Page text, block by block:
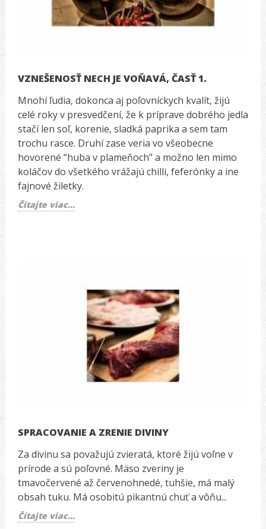
VZNEŠENOSŤ NECH JE VOŇAVÁ, ČASŤ 1.
Mnohí ľudia, dokonca aj poľovníckych kvalít, žijú
celé roky v presvedčení, že k príprave dobrého jedla
stačí len soľ, korenie, sladká paprika a sem tam
trochu rasce. Druhí zase veria vo všeobecne
hovorené “huba v plameňoch” a možno len mimo
koláčov do všetkého vrážajú chilli, feferónky a ine
fajnové žiletky.
Čítajte viac...
SPRACOVANIE A ZRENIE DIVINY
Za divinu sa považujú zvieratá, ktoré žijú voľne v
prírode a sú poľovné. Mäso zveriny je
tmavočervené až červenohnedé, tuhšie, má malý
obsah tuku. Má osobitú pikantnú chuť a vôňu...
Čítajte viac...